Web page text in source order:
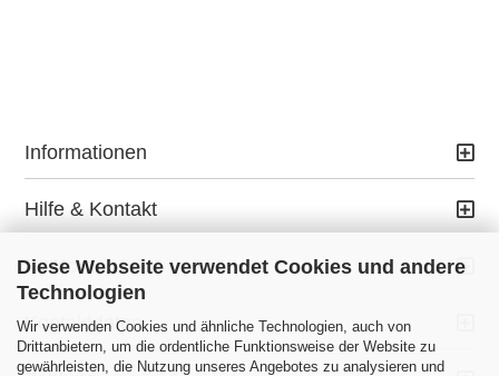
Diese Webseite verwendet Cookies und andere
Technologien
Wir verwenden Cookies und ähnliche Technologien, auch von
Drittanbietern, um die ordentliche Funktionsweise der Website zu
gewährleisten, die Nutzung unseres Angebotes zu analysieren und
Informationen
Hilfe & Kontakt
Ihr Konto
Kontaktdaten